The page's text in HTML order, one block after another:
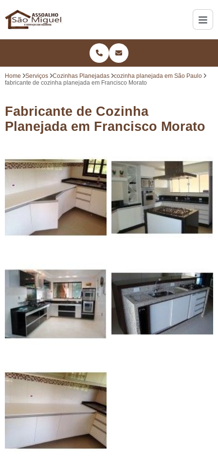
Home Serviços Cozinhas Planejadas
cozinha planejada em São Paulo
fabricante de cozinha planejada em Francisco Morato
Fabricante de Cozinha
Planejada em Francisco Morato